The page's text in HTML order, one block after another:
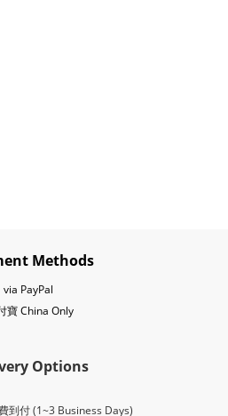
Methods
via PayPal
寶 China Only
Options
到付 (1~3 Business Days)